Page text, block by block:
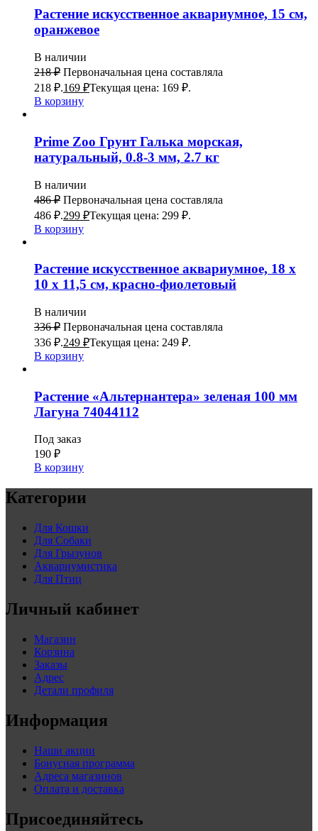
Растение искусственное аквариумное, 15 см,
оранжевое
В наличии
218₽ Первоначальная цена составляла
218 ₽.169 ₽Текущая цена: 169 ₽.
В корзину
Prime Zoo Грунт Галька морская,
натуральный, 0.8-3 мм, 2.7 кг
В наличии
486₽ Первоначальная цена составляла
486 ₽.299 ₽Текущая цена: 299 ₽.
В корзину
Растение искусственное аквариумное, 18 х
10 х 11,5 см, красно-фиолетовый
В наличии
336₽ Первоначальная цена составляла
336 ₽.249 ₽Текущая цена: 249 ₽.
В корзину
Растение «Альтернантера» зеленая 100 мм
Лагуна 74044112
Под заказ
190 ₽
В корзину
Категории
Для Кошки
Для Собаки
Для Грызунов
Аквариумистика
Для Птиц
Личный кабинет
Магазин
Корзина
Заказы
Адрес
Детали профиля
Информация
Наши акции
Бонусная программа
Адреса магазинов
Оплата и доставка
Присоединяйтесь